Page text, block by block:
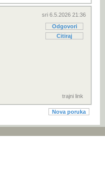
sri 6.5.2026 21:36
Odgovori
Citiraj
trajni link
Nova poruka